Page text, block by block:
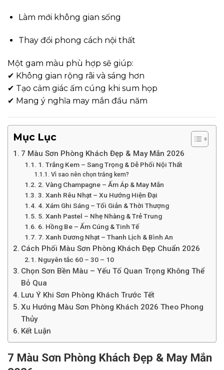
Làm mới không gian sống
Thay đổi phong cách nội thất
Một gam màu phù hợp sẽ giúp:
✔ Không gian rộng rãi và sáng hơn
✔ Tạo cảm giác ấm cúng khi sum họp
✔ Mang ý nghĩa may mắn đầu năm
Mục Lục
7 Màu Sơn Phòng Khách Đẹp & May Mắn 2026
1. Trắng Kem – Sang Trọng & Dễ Phối Nội Thất
Vì sao nên chọn trắng kem?
2. Vàng Champagne – Ấm Áp & May Mắn
3. Xanh Rêu Nhạt – Xu Hướng Hiện Đại
4. Xám Ghi Sáng – Tối Giản & Thời Thượng
5. Xanh Pastel – Nhẹ Nhàng & Trẻ Trung
6. Hồng Be – Ấm Cúng & Tinh Tế
7. Xanh Dương Nhạt – Thanh Lịch & Bình An
Cách Phối Màu Sơn Phòng Khách Đẹp Chuẩn 2026
Nguyên tắc 60 – 30 – 10
Chọn Sơn Bền Màu – Yếu Tố Quan Trọng Không Thể
Bỏ Qua
Lưu Ý Khi Sơn Phòng Khách Trước Tết
Xu Hướng Màu Sơn Phòng Khách 2026 Theo Phong
Thủy
Kết Luận
7 Màu Sơn Phòng Khách Đẹp & May Mắn